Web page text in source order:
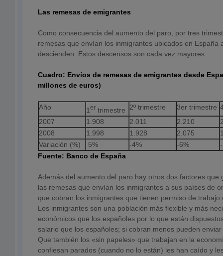
Las remesas de emigrantes
Como consecuencia del aumento del paro, por tres
remesas que envían los inmigrantes ubicados en España
descienden. Estos descensos son cada vez mayores.
Cuadro: Envíos de remesas de emigrantes desde
millones de euros)
Año 1 er trimestre 2º trimestre 3er trimestre
2007
1.908 2.011 2.210
2008
1.998 1.928 2.075
Variación (%)
5% -4% -6%
Fuente: Banco de España
Además del aumento del paro hay otros dos factores que
las remesas que envían los inmigrantes a sus países de
que cobran los inmigrantes que tienen permiso de trabajo
Los inmigrantes son una población más flexible y más
económicos que los españoles por lo que están
salario que los españoles; si cobran menos pueden
Que también los «sin papeles» que trabajan en la
confiesan parados (cuando no lo están) les han caído y